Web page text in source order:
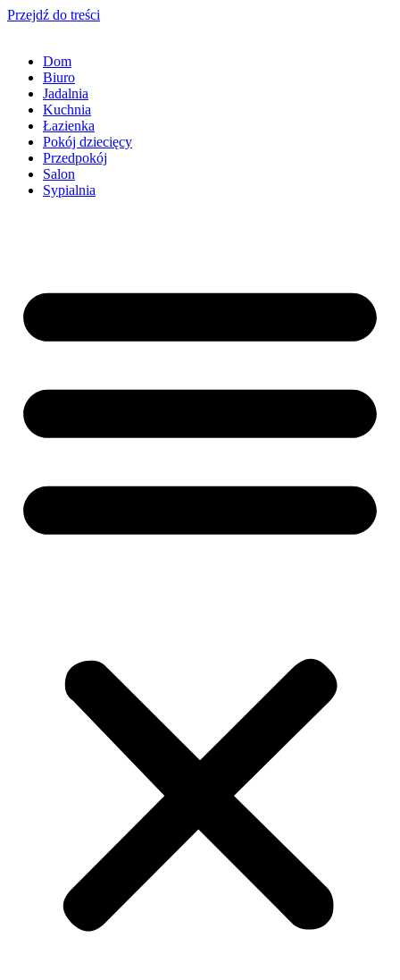
Przejdź do treści
Dom
Biuro
Jadalnia
Kuchnia
Łazienka
Pokój dziecięcy
Przedpokój
Salon
Sypialnia